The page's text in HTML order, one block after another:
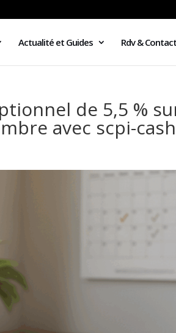
Actualité et Guides Rdv & Contact
de 5,5 %
avec scpi-